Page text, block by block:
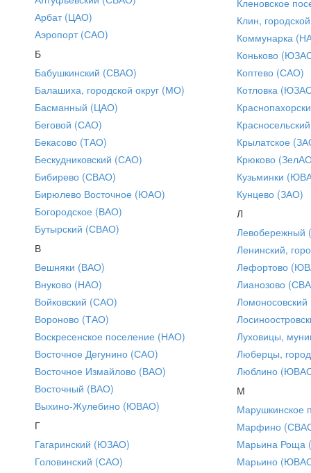
Арбат (ЦАО)
Аэропорт (САО)
Б
Бабушкинский (СВАО)
Балашиха, городской округ (МО)
Басманный (ЦАО)
Беговой (САО)
Бекасово (ТАО)
Бескудниковский (САО)
Бибирево (СВАО)
Бирюлево Восточное (ЮАО)
Богородское (ВАО)
Бутырский (СВАО)
В
Вешняки (ВАО)
Внуково (НАО)
Войковский (САО)
Вороново (ТАО)
Воскресенское поселение (НАО)
Восточное Дегунино (САО)
Восточное Измайлово (ВАО)
Восточный (ВАО)
Выхино-Жулебино (ЮВАО)
Г
Гагаринский (ЮЗАО)
Головинский (САО)
Клин,
Коммунарка
Коньково
Коптево (САО)
Котловка
Крылатское
Крюково
Кузьминки
Кунцево (ЗАО)
Л
Ленинский,
Лефортово
Лианозово
Луховицы,
Люберцы,
Люблино
М
Марушкинское
Марфино
Марьина Роща
Марьино